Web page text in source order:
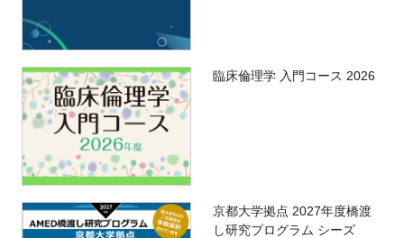
臨床倫理学 入門コース 2026
京都大学拠点 2027年度橋渡
し研究プログラム シーズ